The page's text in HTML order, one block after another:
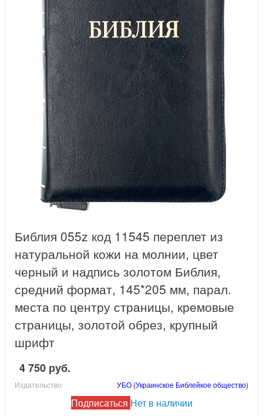
Библия 055z код 11545 переплет из
натуральной кожи на молнии, цвет
черный и надпись золотом Библия,
средний формат, 145*205 мм, парал.
места по центру страницы, кремовые
страницы, золотой обрез, крупный
шрифт
4 750 руб.
Издательство УБО (Украинское Библейкое общество)
Подписаться Нет в наличии